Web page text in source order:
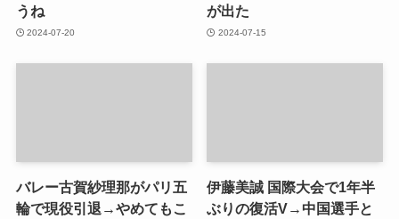
うね
2024-07-20
が出た
2024-07-15
バレー古賀紗理那がパリ五
輪で現役引退→やめてもこ
伊藤美誠 国際大会で1年半
ぶりの復活V→中国選手と